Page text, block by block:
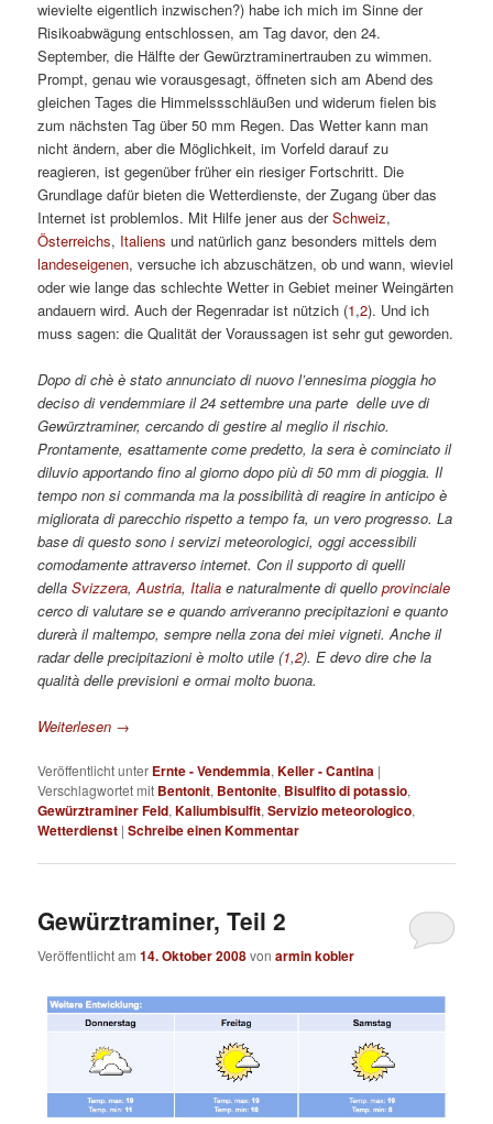
wievielte eigentlich inzwischen?) habe ich mich im Sinne der
Risikoabwägung entschlossen, am Tag davor, den 24.
September, die Hälfte der Gewürztraminertrauben zu wimmen.
Prompt, genau wie vorausgesagt, öffneten sich am Abend des
gleichen Tages die Himmelssschläußen und widerum fielen bis
zum nächsten Tag über 50 mm Regen. Das Wetter kann man
nicht ändern, aber die Möglichkeit, im Vorfeld darauf zu
reagieren, ist gegenüber früher ein riesiger Fortschritt. Die
Grundlage dafür bieten die Wetterdienste, der Zugang über das
Internet ist problemlos. Mit Hilfe jener aus derSchweiz,
Österreichs, Italiens und natürlich ganz besonders mittels dem
landeseigenen, versuche ich abzuschätzen, ob und wann, wieviel
oder wie lange das schlechte Wetter in Gebiet meiner Weingärten
andauern wird. Auch der Regenradar ist nützich (1,2). Und ich
muss sagen: die Qualität der Voraussagen ist sehr gut geworden.
Dopo di chè è stato annunciato di nuovo l’ennesima pioggia ho
deciso di vendemmiare il 24 settembre una parte delle uve di
Gewürztraminer, cercando di gestire al meglio il rischio.
Prontamente, esattamente come predetto, la sera è cominciato il
diluvio apportando fino al giorno dopo più di 50 mm di pioggia. Il
tempo non si commanda ma la possibilità di reagire in anticipo è
migliorata di parecchio rispetto a tempo fa, un vero progresso. La
base di questo sono i servizi meteorologici, oggi accessibili
comodamente attraverso internet. Con il supporto di quelli
dellaSvizzera,Austria,Italia e naturalmente di quelloprovinciale
cerco di valutare se e quando arriveranno precipitazioni e quanto
durerà il maltempo, sempre nella zona dei miei vigneti. Anche il
radar delle precipitazioni è molto utile (1,2). E devo dire che la
qualità delle previsioni e ormai molto buona.
Weiterlesen →
Veröffentlicht unter Ernte - Vendemmia,Keller - Cantina |
Verschlagwortet mit Bentonit, Bentonite, Bisulfito di potassio,
Gewürztraminer Feld,Kaliumbisulfit,Servizio meteorologico,
Wetterdienst |Schreibe einen Kommentar
Gewürztraminer, Teil 2
Veröffentlicht am14. Oktober 2008vonarmin kobler